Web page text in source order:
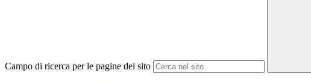
Campo di ricerca per le pagine del sito